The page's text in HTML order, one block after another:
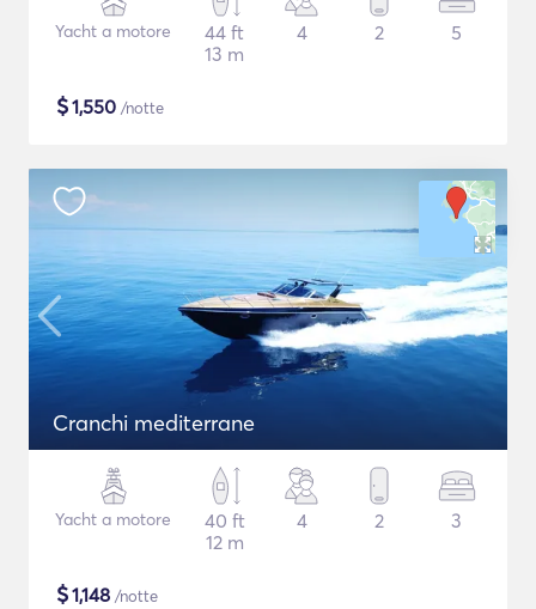
Yacht a motore
44 ft
13 m
4 2 5
$1,550 /notte
Cranchi mediterrane
Yacht a motore
40 ft
12 m
4 2 3
$1,148 /notte